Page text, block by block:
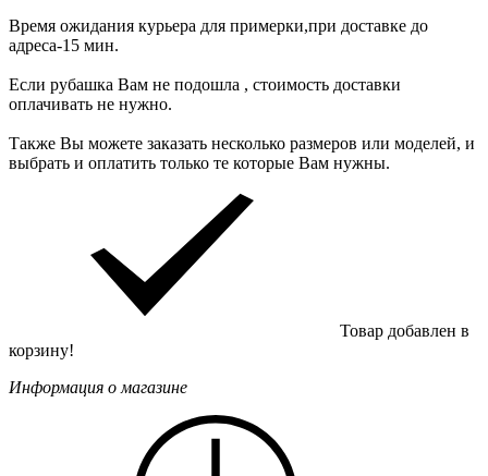
Время ожидания курьера для примерки,при доставке до
адреса-15 мин.
Если рубашка Вам не подошла , стоимость доставки
оплачивать не нужно.
Также Вы можете заказать несколько размеров или моделей, и
выбрать и оплатить только те которые Вам нужны.
Товар добавлен в
корзину!
Информация о магазине